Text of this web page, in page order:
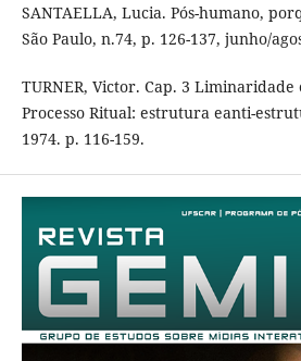
SANTAELLA, Lucia. Pós-humano,
São Paulo, n.74, p. 126-137, junho/
TURNER, Victor. Cap. 3 Liminaridade
Processo Ritual: estrutura eanti-
1974. p. 116-159.